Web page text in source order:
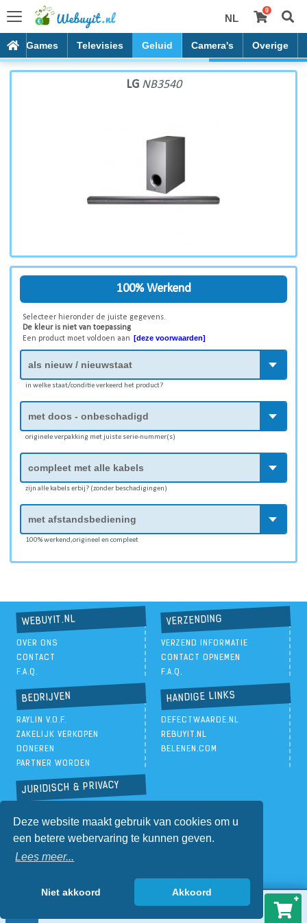
Deze website maakt gebruik van cookies om u
een betere webervaring te kunnen geven.
Lees meer...
Niet akkoord Akkoord
NL
0
Games Televisies Geluid Camera's Overige
LG NB3540
LG NB3540
100% Werkend
Selecteer hieronder de juiste gegevens.
De kleur is niet van toepassing
Een product moet voldoen aan [deze voorwaarden]
in welke staat/conditie verkeerd het product?
originele verpakking met juiste serie-nummer(s)
zijn alle kabels erbij? (zonder beschadigingen)
100% werkend,origineel en compleet
€43,00
WEBUYIT.NL
OVER ONS
CONTACT
F.A.Q.
VERZENDING
VERZEND INFORMATIE
CONTACT OPNEMEN
F.A.Q.
BEDRIJVEN
RAYLIN V.O.F.
ZAKELIJK VERKOPEN
DONEREN
PARTNER WORDEN
HANDIGE LINKS
DEFECTWAARDE.NL
REBUYIT.NL
BELENEN.COM
JURIDISCH & PRIVACY
ALGEMENE VOORWAARDEN